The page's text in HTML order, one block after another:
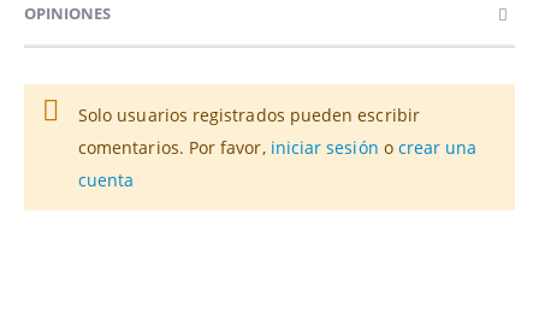
OPINIONES
Solo usuarios registrados pueden escribir
comentarios. Por favor, iniciar sesión o crear una
cuenta